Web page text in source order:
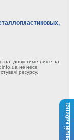
Личный кабинет
допустиме лише за
не несе
ресурсу.